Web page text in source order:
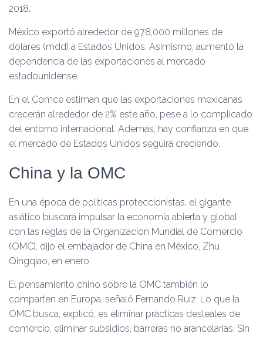
2018.
México exportó alrededor de 978,000 millones de
dólares (mdd) a Estados Unidos. Asimismo, aumentó la
dependencia de las exportaciones al mercado
estadounidense.
En el Comce estiman que las exportaciones mexicanas
crecerán alrededor de 2% este año, pese a lo complicado
del entorno internacional. Además, hay confianza en que
el mercado de Estados Unidos seguirá creciendo.
China y la OMC
En una época de políticas proteccionistas, el gigante
asiático buscará impulsar la economía abierta y global
con las reglas de la Organización Mundial de Comercio
(OMC), dijo el embajador de China en México, Zhu
Qingqiao, en enero.
El pensamiento chino sobre la OMC también lo
comparten en Europa, señaló Fernando Ruiz. Lo que la
OMC busca, explicó, es eliminar prácticas desleales de
comercio, eliminar subsidios, barreras no arancelarias. Sin